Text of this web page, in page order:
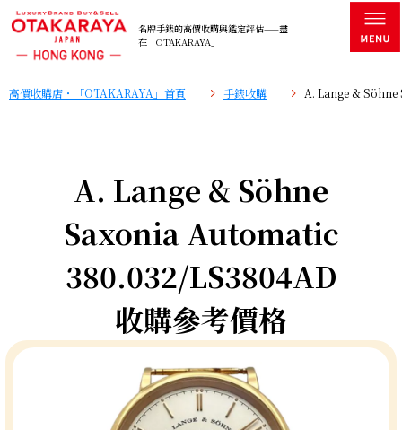
名牌手錶的高價收購與鑑定評估——盡
在「OTAKARAYA」
高價收購店・「OTAKARAYA」首頁 手錶收購 A. Lange & Söhne
A. Lange & Söhne
Saxonia Automatic
380.032/LS3804AD
收購參考價格